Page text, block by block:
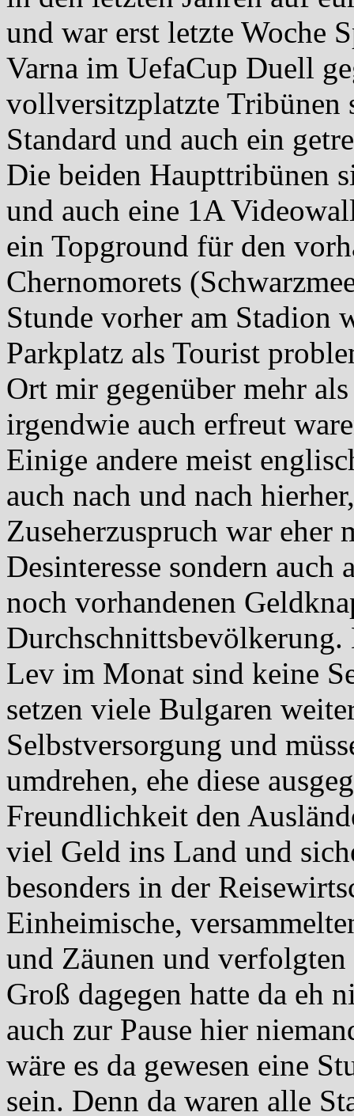
und war erst letzte Woche
Varna im UefaCup Duell
vollversitzplatzte Tribünen
Standard und auch ein
Die beiden Haupttribünen
und auch eine 1A
ein Topground für den
Chernomorets
Stunde vorher am Stadion
Parkplatz als Tourist
Ort mir gegenüber mehr
irgendwie auch erfreut
Einige andere meist
auch nach und nach
Zuseherzuspruch war eher
Desinteresse sondern auch
noch vorhandenen
Lev im Monat sind keine
setzen viele Bulgaren
Selbstversorgung und
umdrehen, ehe diese
Freundlichkeit den
viel Geld ins Land und
besonders in der
Einheimische,
und Zäunen und verfolgten
Groß dagegen hatte da eh
auch zur Pause hier
wäre es da gewesen eine
sein. Denn da waren alle